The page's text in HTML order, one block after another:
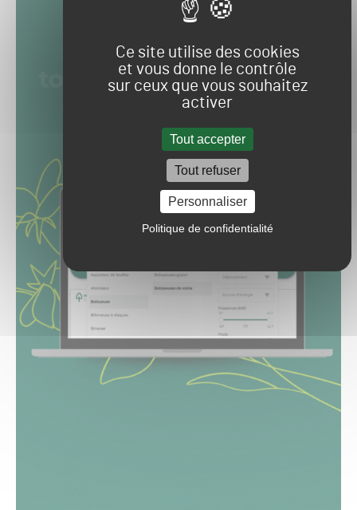
Ce site utilise des cookies
et vous donne le contrôle
sur ceux que vous souhaitez
activer
Tout accepter
Tout refuser
Personnaliser
Politique de confidentialité